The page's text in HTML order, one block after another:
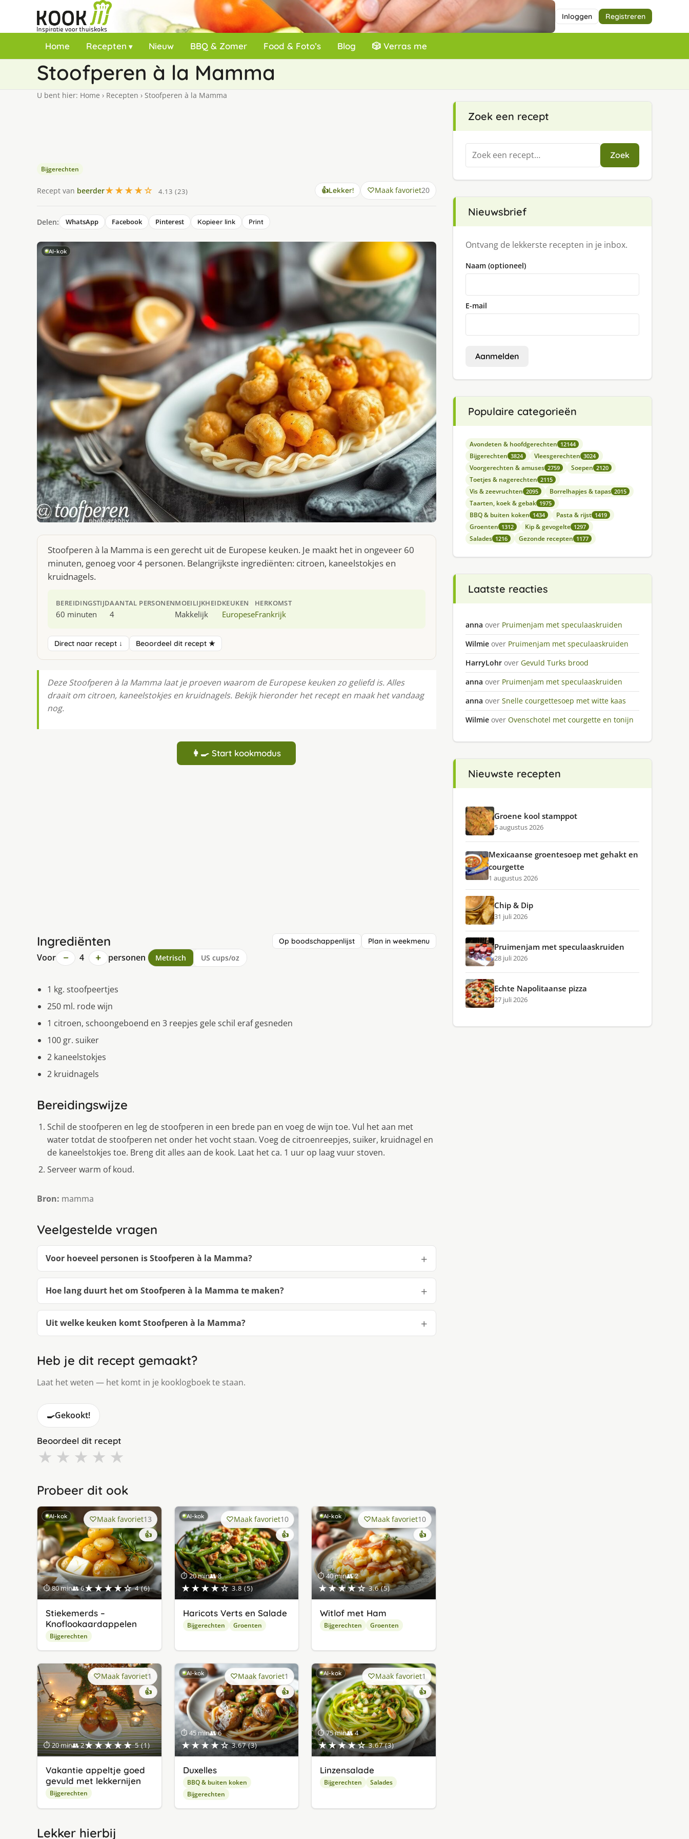
Inloggen Registreren
Home Recepten Nieuw BBQ & Zomer Food & Foto’s Blog 🎲 Verras me
Stoofperen à la Mamma
U bent hier: Home › Recepten › Stoofperen à la Mamma
Bijgerechten
Recept van beerder★★★★☆ 4.13 (23) 👍Lekker! Maak favoriet20
Delen: WhatsApp Facebook Pinterest Kopieer link Print
AI-kok
Stoofperen à la Mamma is een gerecht uit de Europese keuken. Je maakt het in ongeveer 60
minuten, genoeg voor 4 personen. Belangrijkste ingrediënten: citroen, kaneelstokjes en
kruidnagels.
BEREIDINGSTIJD
60 minuten
AANTAL PERSONEN
4
MOEILIJKHEID
Makkelijk
KEUKEN
Europese
HERKOMST
Frankrijk
Direct naar recept ↓ Beoordeel dit recept ★
Deze Stoofperen à la Mamma laat je proeven waarom de Europese keuken zo geliefd is. Alles
draait om citroen, kaneelstokjes en kruidnagels. Bekijk hieronder het recept en maak het vandaag
nog.
👩‍🍳 Start kookmodus
Ingrediënten Op boodschappenlijst Plan in weekmenu
Voor − 4 + personen Metrisch US cups/oz
1 kg. stoofpeertjes
250 ml. rode wijn
1 citroen, schoongeboend en 3 reepjes gele schil eraf gesneden
100 gr. suiker
2 kaneelstokjes
2 kruidnagels
Bereidingswijze
Schil de stoofperen en leg de stoofperen in een brede pan en voeg de wijn toe. Vul het aan met
water totdat de stoofperen net onder het vocht staan. Voeg de citroenreepjes, suiker, kruidnagel en
de kaneelstokjes toe. Breng dit alles aan de kook. Laat het ca. 1 uur op laag vuur stoven.
Serveer warm of koud.
Bron: mamma
Veelgestelde vragen
Voor hoeveel personen is Stoofperen à la Mamma?
Hoe lang duurt het om Stoofperen à la Mamma te maken?
Uit welke keuken komt Stoofperen à la Mamma?
Heb je dit recept gemaakt?
Laat het weten — het komt in je kooklogboek te staan.
🍳Gekookt!
Beoordeel dit recept
★ ★ ★ ★ ★
Probeer dit ook
AI-kok
⏱ 80 min👥 6★★★★☆ 4 (6)
Maak favoriet13
👍
Stiekemerds –
Knoflookaardappelen
Bijgerechten
AI-kok
⏱ 20 min👥 8
★★★★☆ 3.8 (5)
Maak favoriet10
👍
Haricots Verts en Salade
Bijgerechten Groenten
AI-kok
⏱ 40 min👥 2
★★★★☆ 3.6 (5)
Maak favoriet10
👍
Witlof met Ham
Bijgerechten Groenten
⏱ 20 min👥 2★★★★★ 5 (1)
Maak favoriet1
👍
Vakantie appeltje goed
gevuld met lekkernijen
Bijgerechten
AI-kok
⏱ 45 min👥 6
★★★★☆ 3.67 (3)
Maak favoriet1
👍
Duxelles
BBQ & buiten koken
Bijgerechten
AI-kok
⏱ 75 min👥 4
★★★★☆ 3.67 (3)
Maak favoriet1
👍
Linzensalade
Bijgerechten Salades
Lekker hierbij
Zoek een recept
Zoeken
naar:
Zoek
Nieuwsbrief
Ontvang de lekkerste recepten in je inbox.
Naam (optioneel)
E-mail
Aanmelden
Populaire categorieën
Avondeten & hoofdgerechten 12144
Bijgerechten 3824 Vleesgerechten 3024
Voorgerechten & amuses 2759 Soepen 2120
Toetjes & nagerechten 2115
Vis & zeevruchten 2095 Borrelhapjes & tapas 2015
Taarten, koek & gebak 1975
BBQ & buiten koken 1434 Pasta & rijst 1419
Groenten 1312 Kip & gevogelte 1297
Salades 1216 Gezonde recepten 1177
Laatste reacties
anna over Pruimenjam met speculaaskruiden
Wilmie over Pruimenjam met speculaaskruiden
HarryLohr over Gevuld Turks brood
anna over Pruimenjam met speculaaskruiden
anna over Snelle courgettesoep met witte kaas
Wilmie over Ovenschotel met courgette en tonijn
Nieuwste recepten
Groene kool stamppot
5 augustus 2026
Mexicaanse groentesoep met gehakt en
courgette
1 augustus 2026
Chip & Dip
31 juli 2026
Pruimenjam met speculaaskruiden
28 juli 2026
Echte Napolitaanse pizza
27 juli 2026